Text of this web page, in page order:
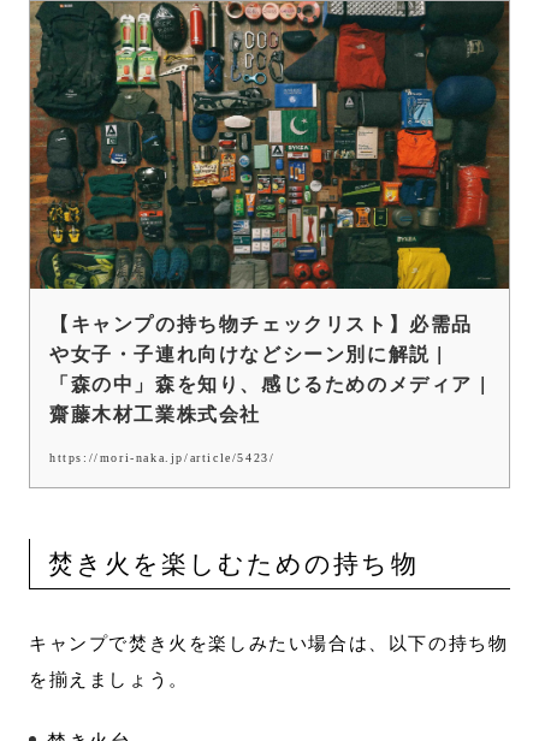
【キャンプの持ち物チェックリスト】必需品
や女子・子連れ向けなどシーン別に解説 |
「森の中」森を知り、感じるためのメディア |
齋藤木材工業株式会社
https://mori-naka.jp/article/5423/
焚き火を楽しむための持ち物
キャンプで焚き火を楽しみたい場合は、以下の持ち物
を揃えましょう。